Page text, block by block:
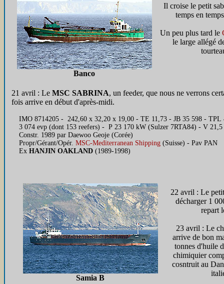
Banco
Il croise le petit
temps en
Un peu plus tard le
le large allégé
21 avril : Le MSC SABRINA, un feeder, que nous ne verrons
fois arrive en début d'après-midi.
IMO 8714205 - 242,60 x 32,20 x 19,00 - TE 11,73 - JB 35 598 -
3 074 evp (dont 153 reefers) - P 23 170 kW (Sulzer 7RTA84) - V 21,5
Constr. 1989 par Daewoo Geoje (Corée)
Propr/Gérant/Opér. MSC-Mediterranean Shipping (Suisse) - Pav PAN
Ex HANJIN OAKLAND(1989-1998)
Samia B
22 avril : Le
décharger 1
repart
23 avril : Le
arrive de bon
tonnes d'huile
chimiquier
cosntruit au